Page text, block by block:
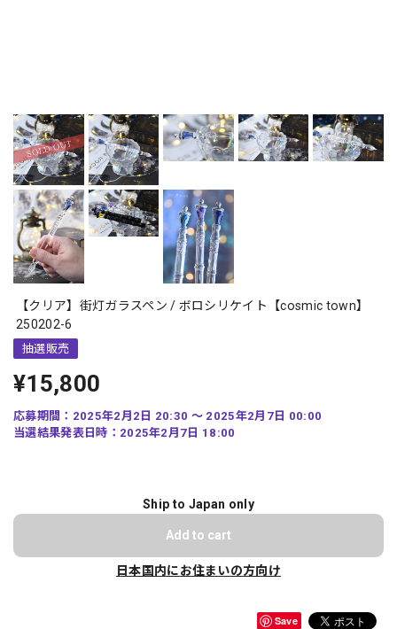
【クリア】街灯ガラスペン / ボロシリケイト【cosmic town】
250202-6
抽選販売
¥15,800
応募期間：2025年2月2日 20:30 〜 2025年2月7日 00:00
当選結果発表日時：2025年2月7日 18:00
Ship to Japan only
Add to cart
日本国内にお住まいの方向け
Save